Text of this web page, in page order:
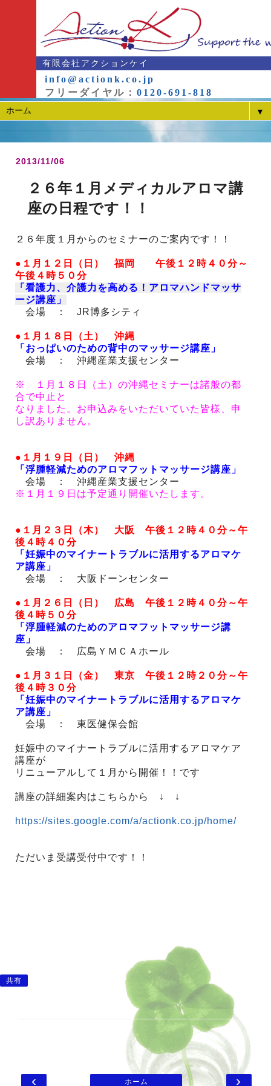
有限会社アクションケイ
info@actionk.co.jp
フリーダイヤル： 0120-691-818
▼
2013/11/06
２６年１月メディカルアロマ講
座の日程です！！
２６年度１月からのセミナーのご案内です！！
●１月１２日（日） 福岡 午後１２時４０分～
午後４時５０分
「 看護力、介護力を高める！アロマハンドマッサ
ージ講座」
会場 ： JR博多シティ
●１月１８日（土） 沖縄
「おっぱいのための背中のマッサージ講座」
会場 ： 沖縄産業支援センター
※ １月１８日（土）の沖縄セミナーは諸般の都
合で中止と
なりました。お申込みをいただいていた皆様、申
し訳ありません。
● １月１９日（日） 沖縄
「浮腫軽減ためのアロマフットマッサージ講座」
会場 ： 沖縄産業支援センター
※１月１９日は予定通り開催いたします。
●１月２３日（木） 大阪 午後１２時４０分～午
後４時４０分
「妊娠中のマイナートラブルに活用するアロマケ
ア講座」
会場 ： 大阪ドーンセンター
●１月２６日（日） 広島 午後１２時４０分～午
後４時５０分
「浮腫軽減のためのアロマフットマッサージ講
座」
会場 ： 広島ＹＭＣＡホール
●１月３１日（金） 東京 午後１２時２０分～午
後４時３０分
「妊娠中のマイナートラブルに活用するアロマケ
ア講座」
会場 ： 東医健保会館
妊娠中のマイナートラブルに活用するアロマケア
講座が
リニューアルして１月から開催！！です
講座の詳細案内はこちらから ↓ ↓
https://sites.google.com/a/actionk.co.jp/home/
ただいま受講受付中です！！
共有
‹ ›
ホーム